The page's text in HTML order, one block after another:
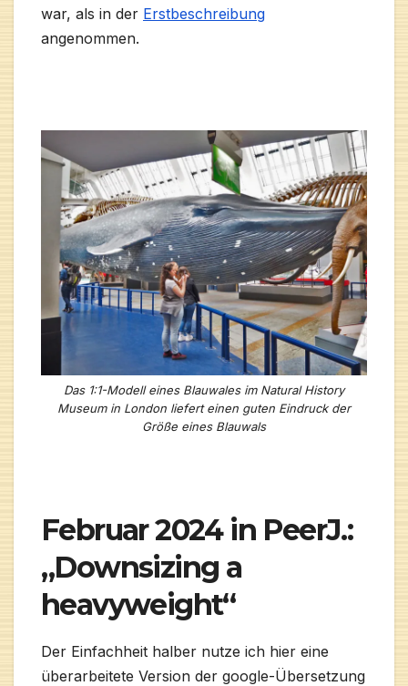
war, als in der Erstbeschreibung
angenommen.
Das 1:1-Modell eines Blauwales im Natural History
Museum in London liefert einen guten Eindruck der
Größe eines Blauwals
Februar 2024 in PeerJ.:
„Downsizing a
heavyweight“
Der Einfachheit halber nutze ich hier eine
überarbeitete Version der google-Übersetzung